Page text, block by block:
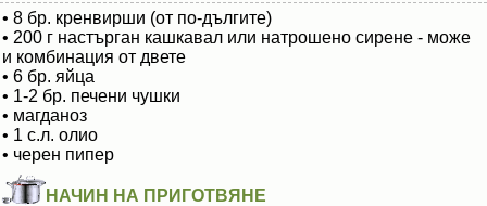
• 8 бр. кренвирши (от по-дългите)
• 200 г настърган кашкавал или натрошено сирене - може
и комбинация от двете
• 6 бр. яйца
• 1-2 бр. печени чушки
• магданоз
• 1 с.л. олио
• черен пипер
НАЧИН НА ПРИГОТВЯНЕ